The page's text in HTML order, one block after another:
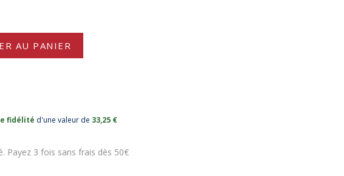
AU PANIER
fidélité d'une valeur de 33,25 €
Payez 3 fois sans frais dès 50€